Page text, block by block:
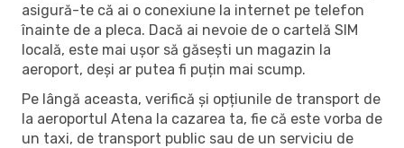
asigură-te că ai o conexiune la internet pe telefon
înainte de a pleca. Dacă ai nevoie de o cartelă SIM
locală, este mai ușor să găsești un magazin la
aeroport, deși ar putea fi puțin mai scump.
Pe lângă aceasta, verifică și opțiunile de transport de
la aeroportul Atena la cazarea ta, fie că este vorba de
un taxi, de transport public sau de un serviciu de